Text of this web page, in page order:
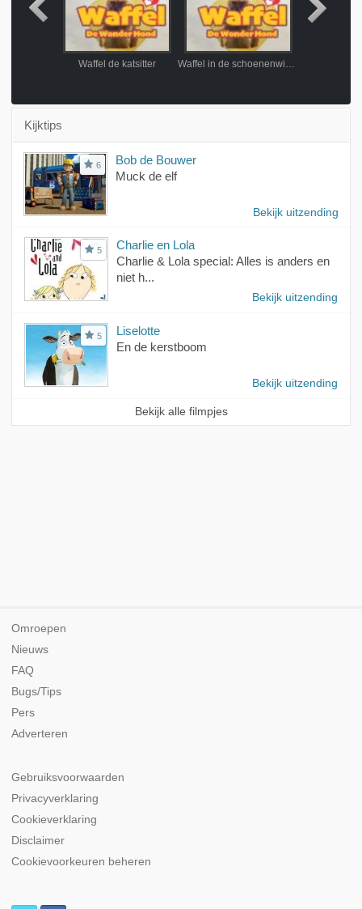
Waffel de katsitter Waffel in de schoenenwinkel
Kijktips
6
Bob de Bouwer
Muck de elf
Bekijk uitzending
5
Charlie en Lola
Charlie & Lola special: Alles is anders en
niet h...
Bekijk uitzending
5
Liselotte
En de kerstboom
Bekijk uitzending
Bekijk alle filmpjes
Omroepen
Nieuws
FAQ
Bugs/Tips
Pers
Adverteren
Gebruiksvoorwaarden
Privacyverklaring
Cookieverklaring
Disclaimer
Cookievoorkeuren beheren